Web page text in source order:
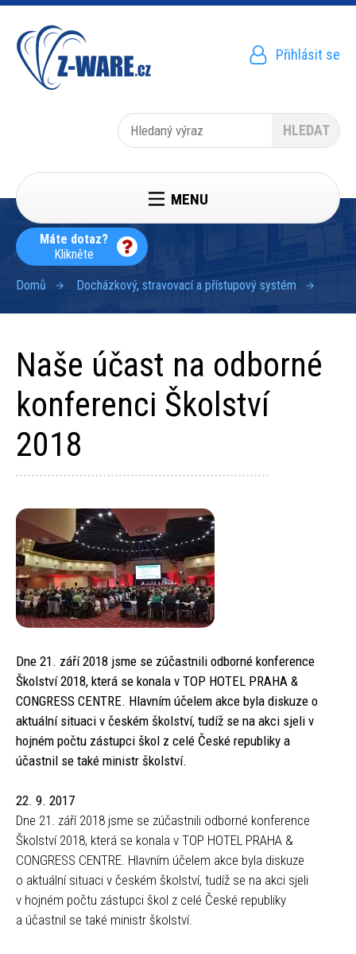
Přejít
hlavnímu
obsahu
Menu
účtu
Přihlásit se
Hledat
Máte dotaz?
Klikněte
MENU
Domů Docházkový, stravovací a přístupový systém
Naše účast na odborné
konferenci Školství
2018
Dne 21. září 2018 jsme se zúčastnili odborné konference
Školství 2018, která se konala v TOP HOTEL PRAHA &
CONGRESS CENTRE. Hlavním účelem akce byla diskuze o
aktuální situaci v českém školství, tudíž se na akci sjeli v
hojném počtu zástupci škol z celé České republiky a
účastnil se také ministr školství.
22. 9. 2017
Dne 21. září 2018 jsme se zúčastnili odborné konference
Školství 2018, která se konala v TOP HOTEL PRAHA &
CONGRESS CENTRE. Hlavním účelem akce byla diskuze
o aktuální situaci v českém školství, tudíž se na akci sjeli
v hojném počtu zástupci škol z celé České republiky
a účastnil se také ministr školství.